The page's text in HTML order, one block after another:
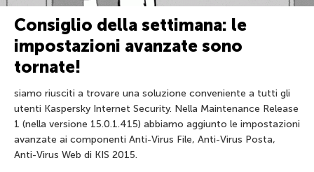
Consiglio della settimana: le
impostazioni avanzate sono
tornate!
siamo riusciti a trovare una soluzione conveniente a tutti gli
utenti Kaspersky Internet Security. Nella Maintenance Release
1 (nella versione 15.0.1.415) abbiamo aggiunto le impostazioni
avanzate ai componenti Anti-Virus File, Anti-Virus Posta,
Anti-Virus Web di KIS 2015.